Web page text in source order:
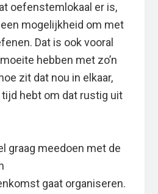
oefenstemlokaal er is,
mogelijkheid om met
Dat is ook vooral
hebben met zo’n
zit dat nou in elkaar,
hebt om dat rustig uit
graag meedoen met de
gaat organiseren.